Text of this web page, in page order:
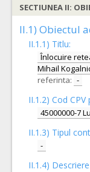
SECTIUNEA II:
II.1) Obiectul
II.1.1) Titlu:
Înlocuire
Mihail
referinta: -
II.1.2) Cod CPV
45000000-7
II.1.3) Tipul
-
II.1.4)